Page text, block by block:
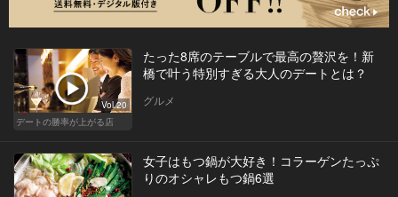
Vol.20
デートの勝率が上がる店
たった8席のテーブルで最高の贅沢を！新
橋で叶う特別すぎる大人のデートとは？
グルメ
女子はもつ鍋が大好き！コラーゲンたっぷ
りのオシャレもつ鍋6選